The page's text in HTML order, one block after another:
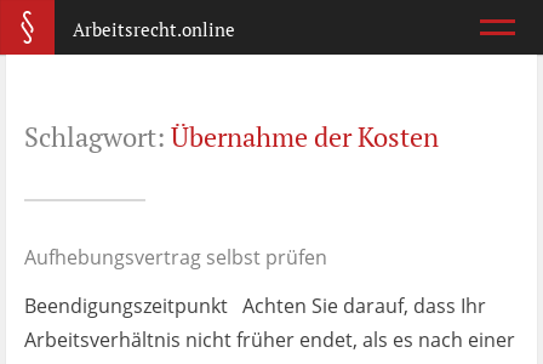
Arbeitsrecht.online
Was ist wichtig?
Wie reagiere ich?
Kündigung
Was jetzt?
Schlagwort: Übernahme der Kosten
Aufhebungsvertrag selbst prüfen
Beendigungszeitpunkt Achten Sie darauf, dass Ihr
Arbeitsverhältnis nicht früher endet, als es nach einer